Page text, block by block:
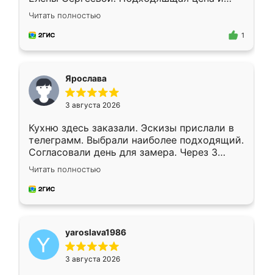
короткие сроки изготовления. Приехавший
для замера сотрудник Владислав
предложил по моему эскизу самый
Читать полностью
1
Ярослава
3 августа 2026
Кухню здесь заказали. Эскизы прислали в
телеграмм. Выбрали наиболее подходящий.
Согласовали день для замера. Через 3
недели кухня была уже готова. Остались
довольны работой. Спасибо Ренессанс
мебель за качественную работу!
Читать полностью
yaroslava1986
3 августа 2026